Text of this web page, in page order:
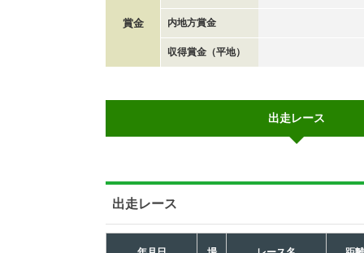
賞金 内地方賞金
収得賞金（平地）
出走レース
出走レース